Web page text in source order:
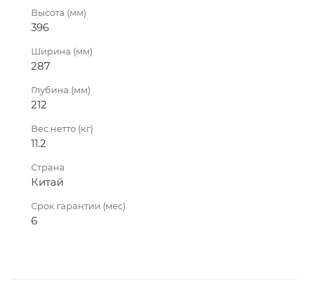
Высота (мм)
396
Ширина (мм)
287
Глубина (мм)
212
Вес нетто (кг)
11.2
Страна
Китай
Срок гарантии (мес)
6